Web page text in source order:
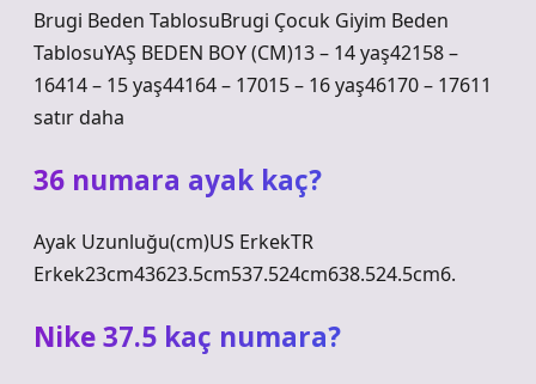
Brugi Beden TablosuBrugi Çocuk Giyim Beden
TablosuYAŞ BEDEN BOY (CM)13 – 14 yaş42158 –
16414 – 15 yaş44164 – 17015 – 16 yaş46170 – 17611
satır daha
36 numara ayak kaç?
Ayak Uzunluğu(cm)US ErkekTR
Erkek23cm43623.5cm537.524cm638.524.5cm6.
Nike 37.5 kaç numara?